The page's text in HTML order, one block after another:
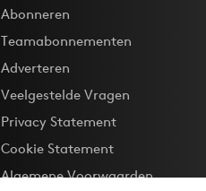
Abonneren
Teamabonnementen
Adverteren
Veelgestelde Vragen
Privacy Statement
Cookie Statement
Algemene Voorwaarden